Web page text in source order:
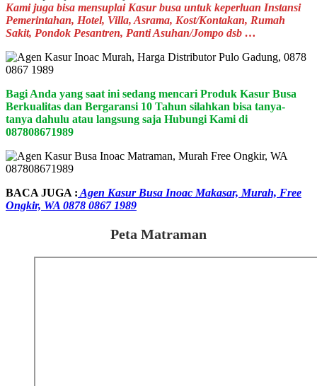
Kami juga bisa mensuplai Kasur busa untuk keperluan Instansi
Pemerintahan, Hotel, Villa, Asrama, Kost/Kontakan, Rumah
Sakit, Pondok Pesantren, Panti Asuhan/Jompo dsb …
Bagi Anda yang saat ini sedang mencari Produk Kasur Busa
Berkualitas dan Bergaransi 10 Tahun silahkan bisa tanya-
tanya dahulu atau langsung saja Hubungi Kami di
087808671989
BACA JUGA : Agen Kasur Busa Inoac Makasar, Murah, Free
Ongkir, WA 0878 0867 1989
Peta Matraman